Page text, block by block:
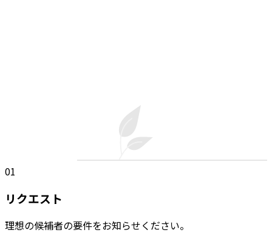
01
リクエスト
理想の候補者の要件をお知らせください。